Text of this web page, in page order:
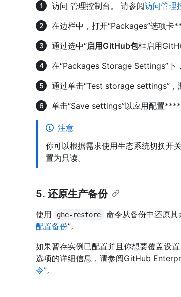
访问 管理控制台。 请参阅访问管理
在边栏中，打开“Packages”选项卡
通过选中“启用GitHub包框启用
在“Packages Storage Settings”下
通过单击“Test storage settings”，
单击“Save settings”以应用配置****
注意
你可以根据需求使用生态系统切换开
置为只读。
5. 还原生产备份
使用 ghe-restore 命令从备份中还原
配置备份”。
如果暂存实例已配置并且你想要覆盖设
选项的详细信息，请参阅GitHub
令”。